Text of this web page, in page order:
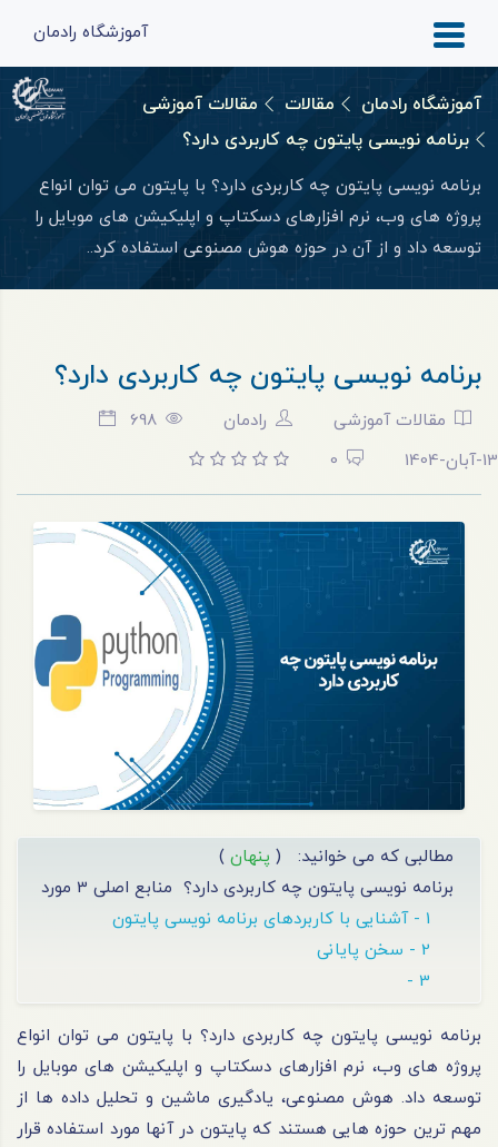
آموزشگاه رادمان
آموزشگاه رادمان مقالات
مقالات آموزشی
برنامه نویسی پایتون چه کاربردی دارد؟
برنامه نویسی پایتون چه کاربردی دارد؟ با پایتون می توان انواع
پروژه های وب، نرم افزارهای دسکتاپ و اپلیکیشن های موبایل را
توسعه داد و از آن در حوزه هوش مصنوعی استفاده کرد..
برنامه نویسی پایتون چه کاربردی دارد؟
مقالات آموزشی رادمان
698
13-آبان-1404
0
مطالبی که می خوانید: ( پنهان )
برنامه نویسی پایتون چه کاربردی دارد؟ منابع اصلی 3 مورد
برنامه نویسی پایتون چه کاربردی دارد؟ با پایتون می توان انواع
پروژه های وب، نرم افزارهای دسکتاپ و اپلیکیشن های موبایل را
توسعه داد. هوش مصنوعی، یادگیری ماشین و تحلیل داده ها از
مهم ترین حوزه هایی هستند که پایتون در آنها مورد استفاده قرار